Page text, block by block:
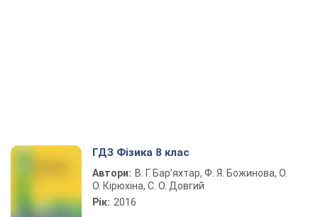
ГДЗ Фізика 8 клас
Автори: В. Г. Бар’яхтар, Ф. Я. Божинова, О.
О. Кірюхіна, С. О. Довгий
Рік: 2016